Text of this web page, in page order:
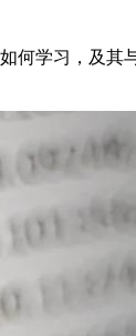
何学习，及